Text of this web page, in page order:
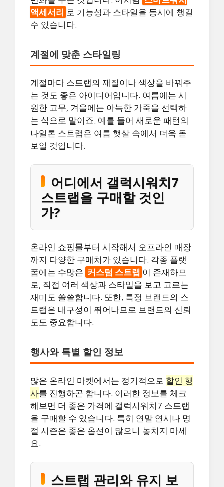
액세서리 로 기능성과 스타일을 동시에 챙길
수 있습니다.
계절에 맞춘 스타일링
계절마다 스트랩의 재질이나 색상을 바꿔주
는 것도 좋은 아이디어입니다. 여름에는 시
원한 고무, 겨울에는 아늑한 가죽을 선택하
는 식으로 말이죠. 예를 들어 새로운 패턴의
나일론 스트랩은 여름 햇살 속에서 더욱 돋
보일 것입니다.
어디에서 갤럭시워치7
스트랩을 구매할 것인
가?
온라인 쇼핑몰부터 시작해서 오프라인 매장
까지 다양한 구매처가 있습니다. 각종 플랫
폼에는 수많은 커스텀 스트랩 이 존재하므
로, 직접 여러 색상과 스타일을 보고 고르는
재미도 쏠쏠합니다. 또한, 특정 브랜드의 스
트랩은 내구성이 뛰어나므로 브랜드의 신뢰
도도 중요합니다.
행사와 특별 할인 정보
많은 온라인 마켓에서는 정기적으로 할인 행
사를 진행하곤 합니다. 이러한 정보를 체크
해보면 더 좋은 가격에 갤럭시워치7 스트랩
을 구매할 수 있습니다. 특히 연말 연시나 명
절 시즌은 좋은 옵션이 많으니 놓치지 마세
요.
스트랩 관리와 유지 보